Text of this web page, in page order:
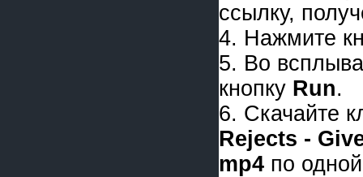
ссылку,
4. Нажмите
5. Во
кнопку Run.
6. Скачайте
Rejects -
mp4 по